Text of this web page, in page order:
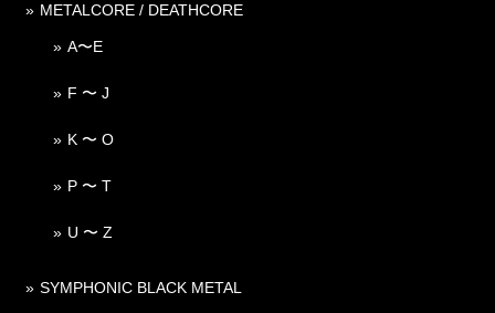
METALCORE / DEATHCORE
A〜E
F 〜 J
K 〜 O
P 〜 T
U 〜 Z
SYMPHONIC BLACK METAL